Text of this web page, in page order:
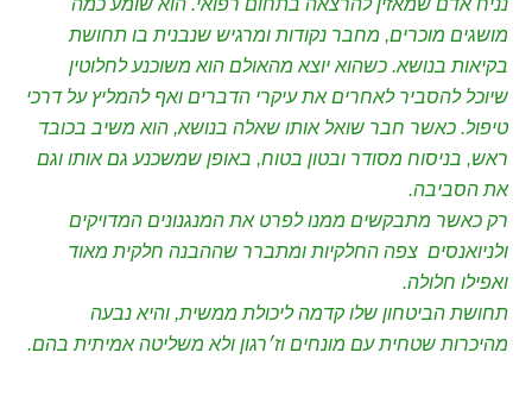
נניח אדם שמאזין להרצאה בתחום רפואי. הוא שומע כמה
מושגים מוכרים, מחבר נקודות ומרגיש שנבנית בו תחושת
בקיאות בנושא. כשהוא יוצא מהאולם הוא משוכנע לחלוטין
שיוכל להסביר לאחרים את עיקרי הדברים ואף להמליץ על דרכי
טיפול. כאשר חבר שואל אותו שאלה בנושא, הוא משיב בכובד
ראש, בניסוח מסודר ובטון בטוח, באופן שמשכנע גם אותו וגם
את הסביבה.
רק כאשר מתבקשים ממנו לפרט את המנגנונים המדויקים
ולניואנסים צפה החלקיות ומתברר שההבנה חלקית מאוד
ואפילו חלולה.
תחושת הביטחון שלו קדמה ליכולת ממשית, והיא נבעה
מהיכרות שטחית עם מונחים וז׳רגון ולא משליטה אמיתית בהם.